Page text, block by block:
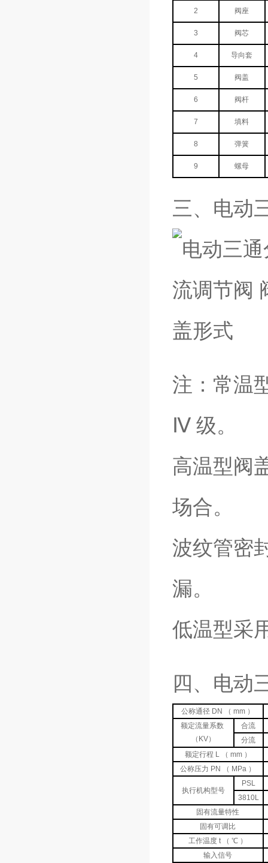
2 阀座
3 阀芯
4 导向套
5 阀盖
6 阀杆
7 填料
8 弹簧
9 螺母
三、电动
注：常温
Ⅳ 级。
高温型阀
场合。
波纹管密
漏。
低温型采
四、电动
公称通径 DN （ mm ）
额定流量系数
（KV）
合流
分流
额定行程 L （ mm ）
公称压力 PN （ MPa ）
执行机构型号
PSL
3810L
固有流量特性
固有可调比
工作温度 t （ ℃ ）
输入信号